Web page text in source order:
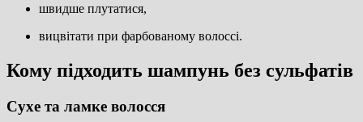
швидше плутатися,
вицвітати при фарбованому волоссі.
Кому підходить шампунь без сульфатів
Сухе та ламке волосся